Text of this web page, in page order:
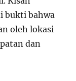
bukti bahwa
oleh lokasi
dan